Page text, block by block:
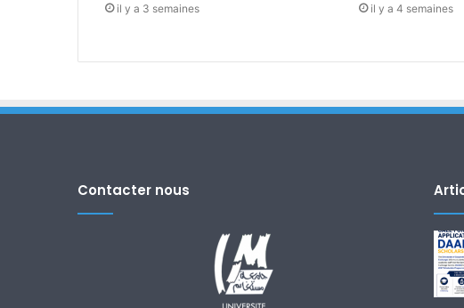
il y a 3 semaines il y a 4 semaines
Contacter nous